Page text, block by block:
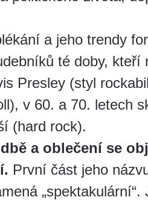
a jeho trendy
té doby, kteří
Presley (styl
v 60. a 70. letech
(hard rock).
a oblečení se
První část jeho